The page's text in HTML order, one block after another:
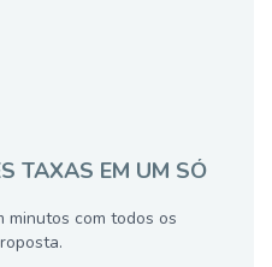
TAXAS EM UM SÓ
minutos com todos os